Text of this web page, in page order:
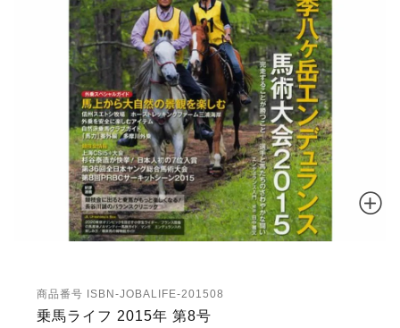
商品番号 ISBN-JOBALIFE-201508
乗馬ライフ 2015年 第8号